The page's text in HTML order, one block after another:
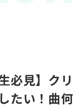
必見】ク
たい！曲